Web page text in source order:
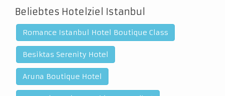
Beliebtes Hotelziel Istanbul
Romance Istanbul Hotel Boutique Class
Besiktas Serenity Hotel
Aruna Boutique Hotel